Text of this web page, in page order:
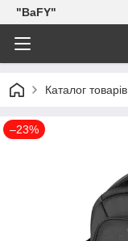
"BaFY"
Каталог товарів
–23%